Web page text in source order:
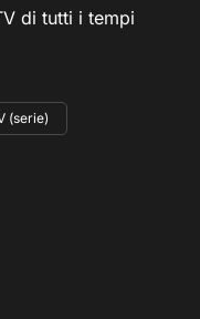
di tutti i tempi
(serie)